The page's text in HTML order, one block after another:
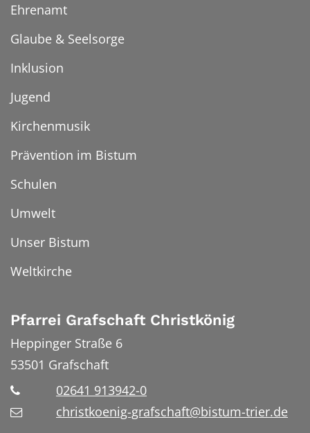
Ehrenamt
Glaube & Seelsorge
Inklusion
Jugend
Kirchenmusik
Prävention im Bistum
Schulen
Umwelt
Unser Bistum
Weltkirche
Pfarrei Grafschaft Christkönig
Heppinger Straße 6
53501 Grafschaft
02641 913942-0
christkoenig-grafschaft@bistum-trier.de